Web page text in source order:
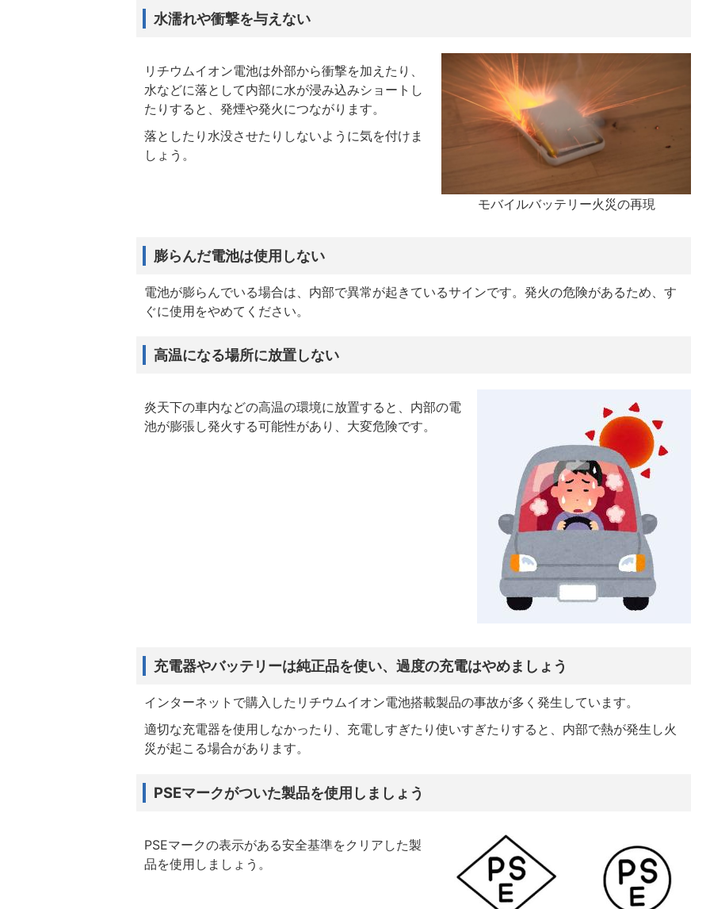
水濡れや衝撃を与えない
モバイルバッテリー火災の再現
リチウムイオン電池は外部から衝撃を加えたり、
水などに落として内部に水が浸み込みショートし
たりすると、発煙や発火につながります。
落としたり水没させたりしないように気を付けま
しょう。
膨らんだ電池は使用しない
電池が膨らんでいる場合は、内部で異常が起きているサインです。発火の危険があるため、す
ぐに使用をやめてください。
高温になる場所に放置しない
炎天下の車内などの高温の環境に放置すると、内部の電
池が膨張し発火する可能性があり、大変危険です。
充電器やバッテリーは純正品を使い、過度の充電はやめましょう
インターネットで購入したリチウムイオン電池搭載製品の事故が多く発生しています。
適切な充電器を使用しなかったり、充電しすぎたり使いすぎたりすると、内部で熱が発生し火
災が起こる場合があります。
PSEマークがついた製品を使用しましょう
PSEマークの表示がある安全基準をクリアした製
品を使用しましょう。